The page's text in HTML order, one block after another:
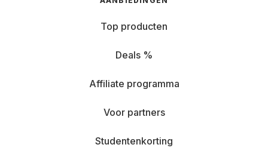
Top producten
Deals %
Affiliate programma
Voor partners
Studentenkorting